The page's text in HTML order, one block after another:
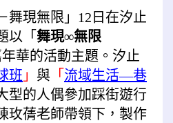
舞現無限」12日在汐止
以「 舞現∞無限
年華的活動主題。汐止
班 」 與 「 流域生活—巷
型的人偶參加踩街遊行
玫蒨老師帶領下，製作